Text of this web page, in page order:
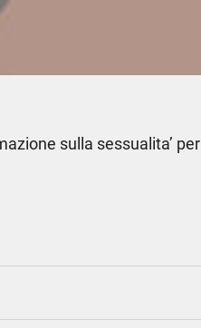
sulla sessualita’ per